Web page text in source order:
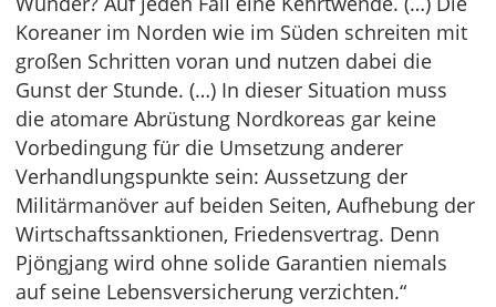
Koreaner im Norden wie im Süden schreiten mit
großen Schritten voran und nutzen dabei die
Gunst der Stunde. (…) In dieser Situation muss
die atomare Abrüstung Nordkoreas gar keine
Vorbedingung für die Umsetzung anderer
Verhandlungspunkte sein: Aussetzung der
Militärmanöver auf beiden Seiten, Aufhebung der
Wirtschaftssanktionen, Friedensvertrag. Denn
Pjöngjang wird ohne solide Garantien niemals
auf seine Lebensversicherung verzichten.“